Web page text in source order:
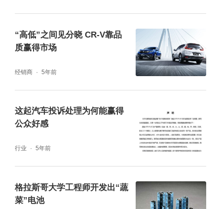
写在最后:
当时间沉淀下来,这世界与以往不会一样。不再
是忙碌的重复着每天的生活和工作,不再是把车
场深度扎根,不仅成为了人们口口相传间的“活
传奇”,也成为200万用户人生的见证者。
的省油、可靠和耐用,而是让人迷恋的进化,让
人深思的思维质变,让人心灵共鸣的陪伴。而C
“高低”之间见分晓 CR-V靠品
质赢得市场
经销商 5年前
这起汽车投诉处理为何能赢得
公众好感
行业 5年前
格拉斯哥大学工程师开发出“蔬
菜”电池